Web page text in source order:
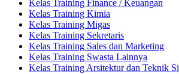
Kelas Training Finance / Keuangan
Kelas Training Kimia
Kelas Training Migas
Kelas Training Sekretaris
Kelas Training Sales dan Marketing
Kelas Training Swasta Lainnya
Kelas Training Arsitektur dan Teknik